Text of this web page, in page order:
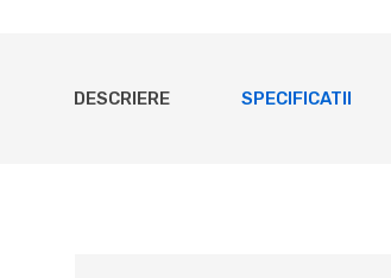
DESCRIERE SPECIFICATII